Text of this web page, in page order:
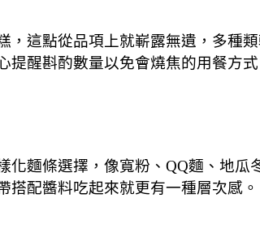
這點從品項上就嶄露無遺，多種
醒斟酌數量以免會燒焦的用餐方式
麵條選擇，像寬粉、QQ麵、地
配醬料吃起來就更有一種層次感。